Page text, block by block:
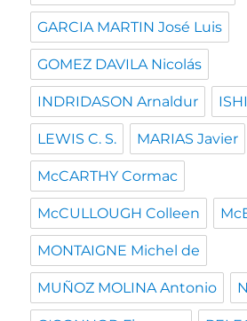
GARCIA MARTIN José Luis
GOMEZ DAVILA Nicolás
INDRIDASON Arnaldur
LEWIS C. S. MARIAS Javier
McCARTHY Cormac
McCULLOUGH Colleen
MONTAIGNE Michel de
MUÑOZ MOLINA Antonio